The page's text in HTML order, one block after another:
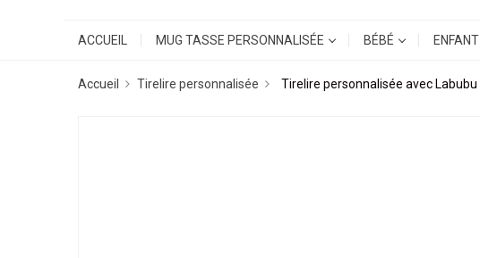
ACCUEIL MUG TASSE PERSONNALISÉE BÉBÉ ENFANT
Accueil Tirelire personnalisée Tirelire personnalisée avec Labubu